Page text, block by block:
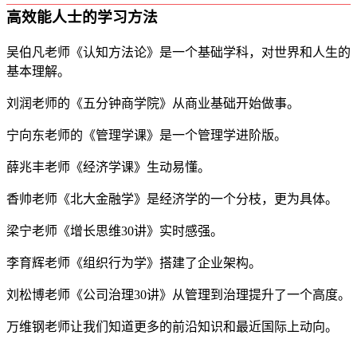
高效能人士的学习方法
吴伯凡老师《认知方法论》是一个基础学科，对世界和人生的
基本理解。
刘润老师的《五分钟商学院》从商业基础开始做事。
宁向东老师的《管理学课》是一个管理学进阶版。
薛兆丰老师《经济学课》生动易懂。
香帅老师《北大金融学》是经济学的一个分枝，更为具体。
梁宁老师《增长思维30讲》实时感强。
李育辉老师《组织行为学》搭建了企业架构。
刘松博老师《公司治理30讲》从管理到治理提升了一个高度。
万维钢老师让我们知道更多的前沿知识和最近国际上动向。